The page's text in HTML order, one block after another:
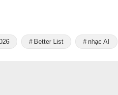
Better List nhạc AI